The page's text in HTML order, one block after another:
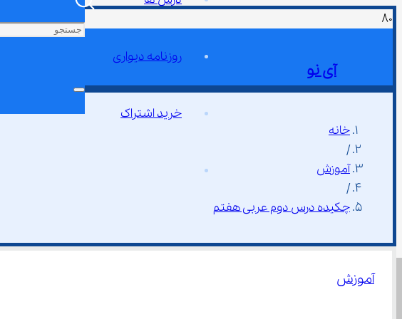
آی نو
روزنامه دیواری
خرید اشتراک
خانه
/
آموزش
/
چکیده درس دوم عربی هفتم
آموزش